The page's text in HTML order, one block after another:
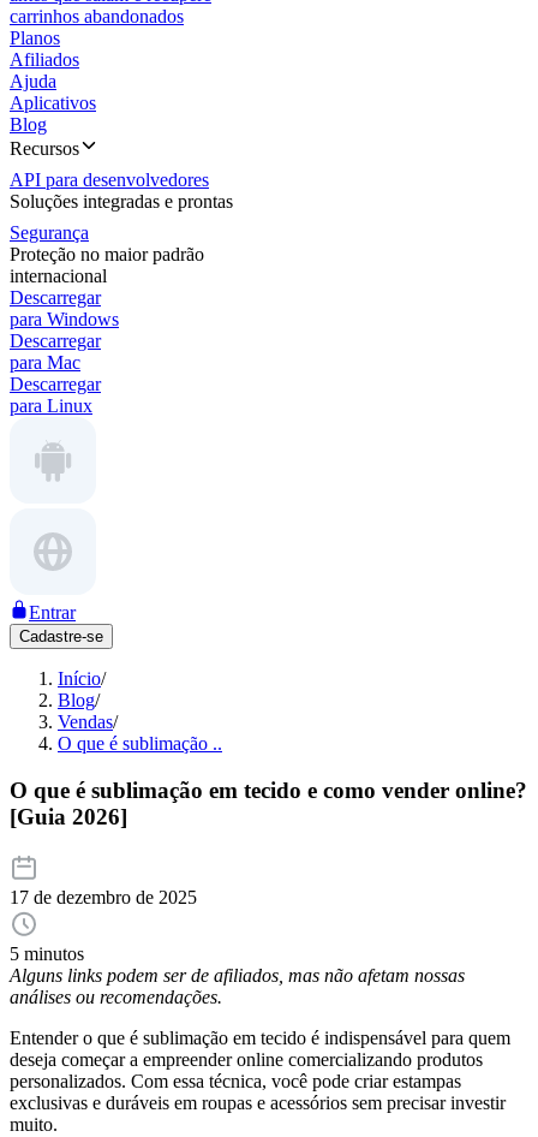
carrinhos abandonados
Planos
Afiliados
Ajuda
Aplicativos
Blog
Recursos
API para desenvolvedores
Soluções integradas e prontas
Segurança
Proteção no maior padrão
internacional
Descarregar
para Windows
Descarregar
para Mac
Descarregar
para Linux
Entrar
Cadastre-se
Início/
Blog/
Vendas/
O que é sublimação ..
O que é sublimação em tecido e como vender online?
[Guia 2026]
17 de dezembro de 2025
5 minutos
Alguns links podem ser de afiliados, mas não afetam nossas
análises ou recomendações.
Entender o que é sublimação em tecido é indispensável para quem
deseja começar a empreender online comercializando produtos
personalizados. Com essa técnica, você pode criar estampas
exclusivas e duráveis em roupas e acessórios sem precisar investir
muito.